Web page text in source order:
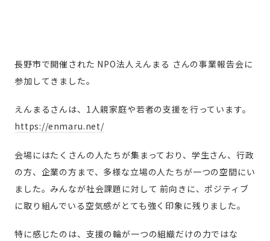
長野市で開催された NPO法人えんまる さんの事業報告会に
参加してきました。
えんまるさんは、1人親家庭や若者の支援を行っています。
https://enmaru.net/
会場にはたくさんの人たちが集まっており、学生さん、行政
の方、企業の方まで、多様な立場の人たちが一つの空間にい
ました。みんなが社会課題に対して 前向きに、ポジティブ
に取り組んでいる空気感がとても強く印象に残りました。
特に感じたのは、支援の輪が一つの組織だけの力ではな